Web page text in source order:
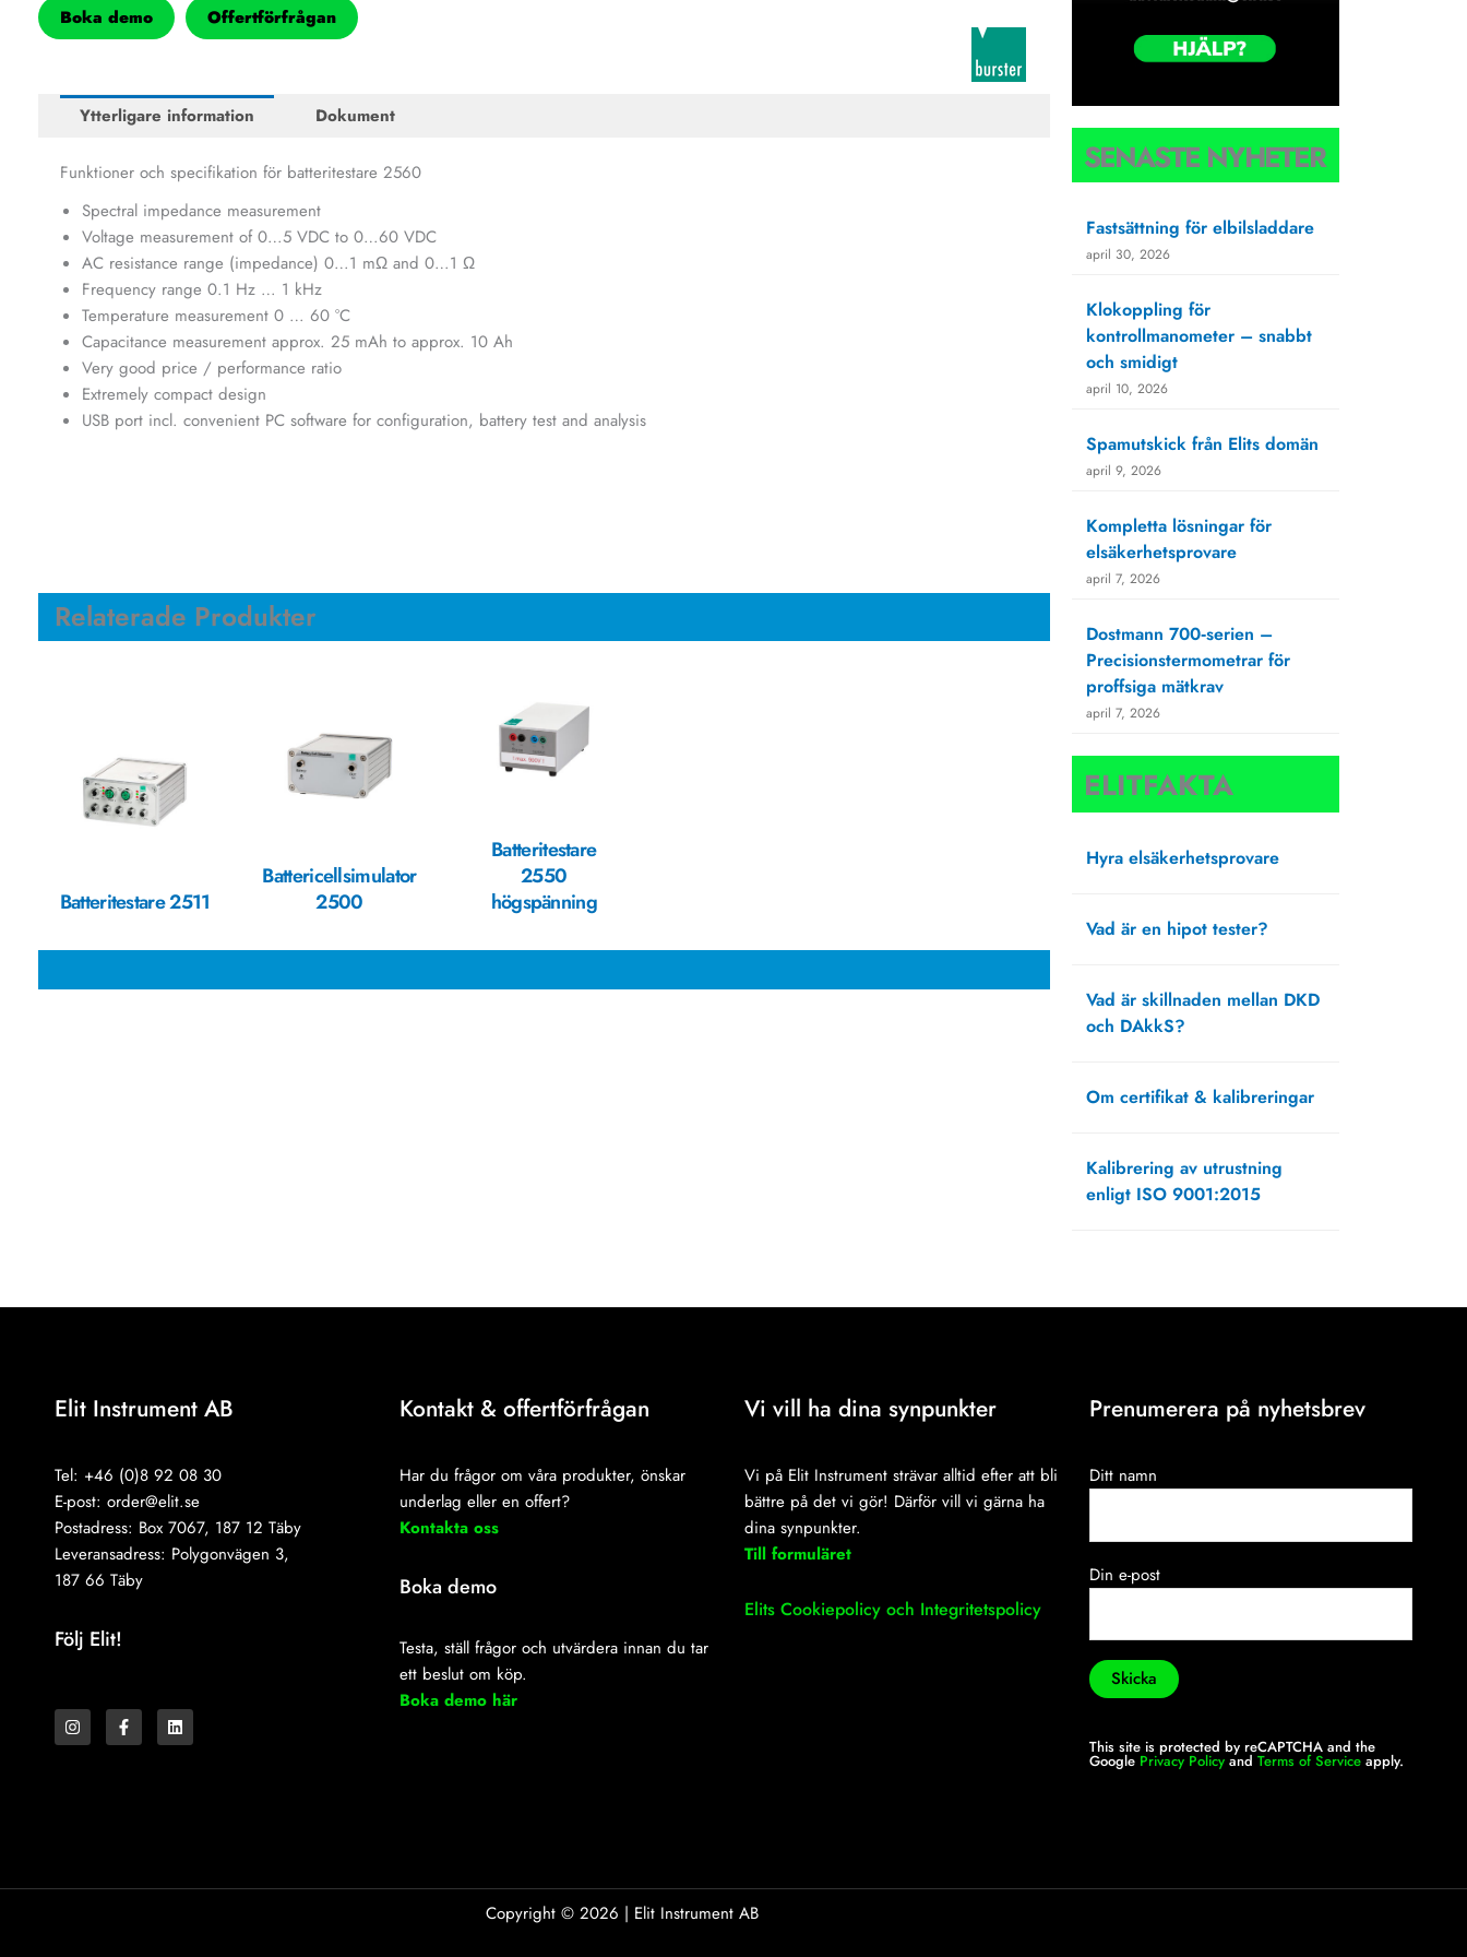
Boka demo Offertförfrågan
Ytterligare information Dokument
Funktioner och specifikation för batteritestare 2560
Spectral impedance measurement
Voltage measurement of 0…5 VDC to 0…60 VDC
AC resistance range (impedance) 0…1 mΩ and 0…1 Ω
Frequency range 0.1 Hz … 1 kHz
Temperature measurement 0 … 60 °C
Capacitance measurement approx. 25 mAh to approx. 10 Ah
Very good price / performance ratio
Extremely compact design
USB port incl. convenient PC software for configuration, battery test and analysis
Relaterade Produkter
Batteritestare 2511
Battericellsimulator
2500
Batteritestare
2550
högspänning
SENASTE NYHETER
Fastsättning för elbilsladdare
april 30, 2026
Klokoppling för
kontrollmanometer – snabbt
och smidigt
april 10, 2026
Spamutskick från Elits domän
april 9, 2026
Kompletta lösningar för
elsäkerhetsprovare
april 7, 2026
Dostmann 700‑serien –
Precisionstermometrar för
proffsiga mätkrav
april 7, 2026
ELITFAKTA
Hyra elsäkerhetsprovare
Vad är en hipot tester?
Vad är skillnaden mellan DKD
och DAkkS?
Om certifikat & kalibreringar
Kalibrering av utrustning
enligt ISO 9001:2015
Elit Instrument AB
Tel: +46 (0)8 92 08 30
E-post: order@elit.se
Postadress: Box 7067, 187 12 Täby
Leveransadress: Polygonvägen 3,
187 66 Täby
Följ Elit!
n
s
t
a
c
e
i
n
k
Kontakt & offertförfrågan
Har du frågor om våra produkter, önskar
underlag eller en offert?
Kontakta oss
Boka demo
Testa, ställ frågor och utvärdera innan du tar
ett beslut om köp.
Boka demo här
Vi vill ha dina synpunkter
Vi på Elit Instrument strävar alltid efter att bli
bättre på det vi gör! Därför vill vi gärna ha
dina synpunkter.
Till formuläret
Elits Cookiepolicy och Integritetspolicy
Prenumerera på nyhetsbrev
Ditt namn
Din e-post
This site is protected by reCAPTCHA and the
Google Privacy Policy and Terms of Service apply.
Copyright © 2026 | Elit Instrument AB